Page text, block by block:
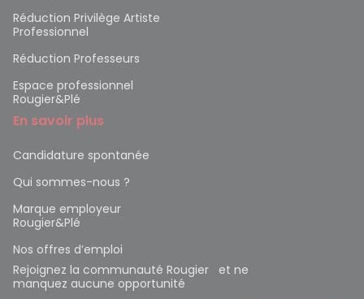
Réduction Privilège Artiste
Professionnel
Réduction Professeurs
Espace professionnel
Rougier&Plé
En savoir plus
Candidature spontanée
Qui sommes-nous ?
Marque employeur
Rougier&Plé
Nos offres d’emploi
Rejoignez la communauté Rougier et ne
manquez aucune opportunité